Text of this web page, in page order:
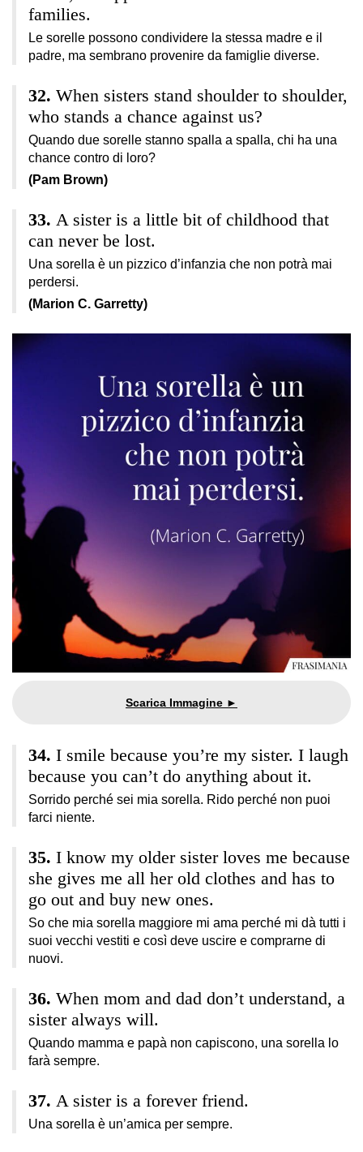
families.
Le sorelle possono condividere la stessa madre e il
padre, ma sembrano provenire da famiglie diverse.
When sisters stand shoulder to shoulder,
who stands a chance against us?
Quando due sorelle stanno spalla a spalla, chi ha una
chance contro di loro?
(Pam Brown)
A sister is a little bit of childhood that
can never be lost.
Una sorella è un pizzico d’infanzia che non potrà mai
perdersi.
(Marion C. Garretty)
I smile because you’re my sister. I laugh
because you can’t do anything about it.
Sorrido perché sei mia sorella. Rido perché non puoi
farci niente.
I know my older sister loves me because
she gives me all her old clothes and has to
go out and buy new ones.
So che mia sorella maggiore mi ama perché mi dà tutti i
suoi vecchi vestiti e così deve uscire e comprarne di
nuovi.
When mom and dad don’t understand, a
sister always will.
Quando mamma e papà non capiscono, una sorella lo
farà sempre.
A sister is a forever friend.
Una sorella è un’amica per sempre.